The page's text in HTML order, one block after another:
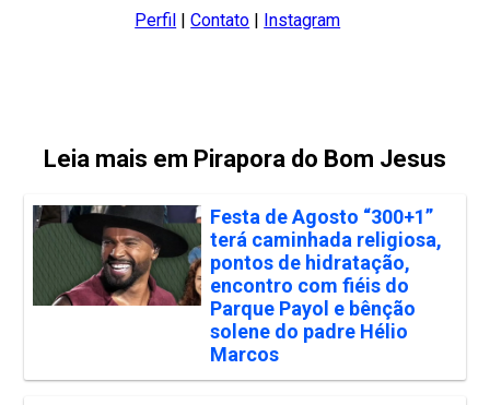
Perfil |Contato | Instagram
Leia mais em Pirapora do Bom Jesus
Festa de Agosto “300+1”
terá caminhada religiosa,
pontos de hidratação,
encontro com fiéis do
Parque Payol e bênção
solene do padre Hélio
Marcos